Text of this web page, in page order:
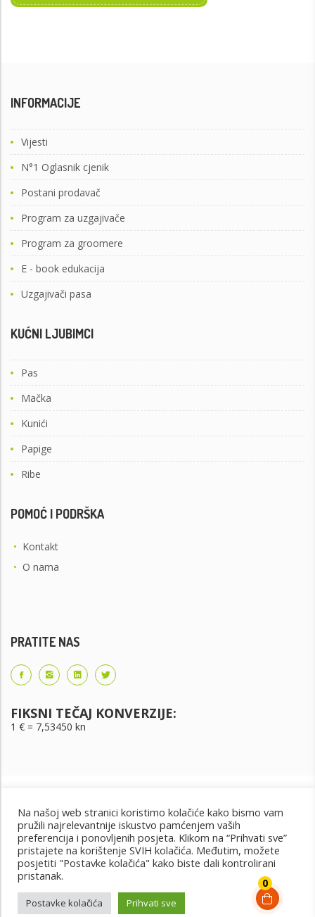
0
INFORMACIJE
Vijesti
N°1 Oglasnik cjenik
Postani prodavač
Program za uzgajivače
Program za groomere
E - book edukacija
Uzgajivači pasa
KUĆNI LJUBIMCI
Pas
Mačka
Kunići
Papige
Ribe
POMOĆ I PODRŠKA
• Kontakt
• O nama
PRATITE NAS
FIKSNI TEČAJ KONVERZIJE:
1 € = 7,53450 kn
Uvjeti korištenja Uvjeti kupnje
Cjenik oglašavanja
@2022 - Design by: PET PORTAL
Na našoj web stranici koristimo kolačiće kako bismo vam
pružili najrelevantnije iskustvo pamćenjem vaših
preferencija i ponovljenih posjeta. Klikom na “Prihvati sve”
pristajete na korištenje SVIH kolačića. Međutim, možete
posjetiti "Postavke kolačića" kako biste dali kontrolirani
pristanak.
Postavke kolačića Prihvati sve